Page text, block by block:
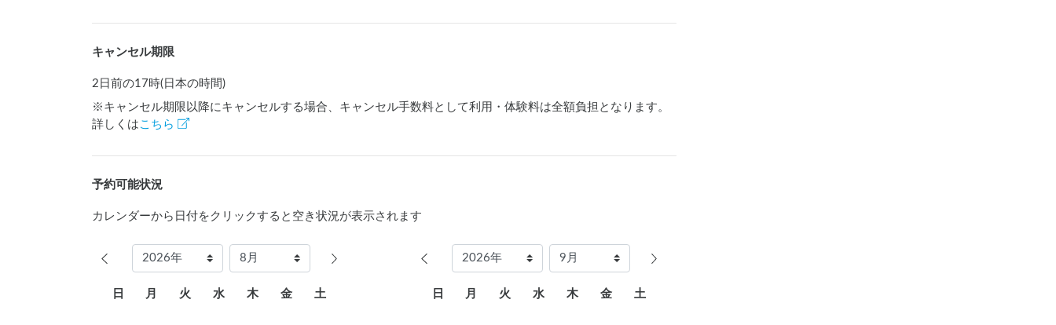
キャンセル期限
2日前の17時(日本の時間)
※キャンセル期限以降にキャンセルする場合、キャンセル手数料として利用・体験料は全額負担となります。
詳しくは こちら
予約可能状況
カレンダーから日付をクリックすると空き状況が表示されます
日 月 火 水 木 金 土 日 月 火 水 木 金 土